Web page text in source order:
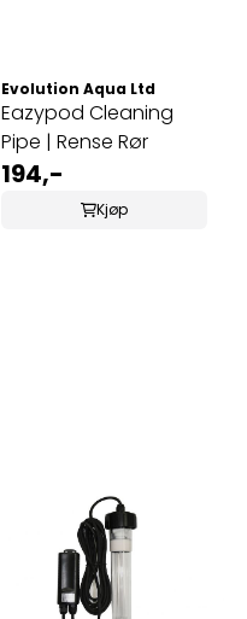
Evolution Aqua Ltd
Eazypod Cleaning
Pipe | Rense Rør
194,-
Kjøp